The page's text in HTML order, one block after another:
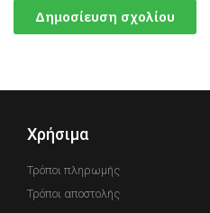
Χρήσιμα
Τρόποι πληρωμής
Τρόποι αποστολής